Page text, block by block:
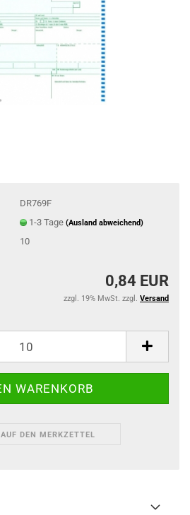
DR769F
1-3 Tage (Ausland abweichend)
10
0,84 EUR
zzgl. 19% MwSt. zzgl. Versand
AUF DEN MERKZETTEL